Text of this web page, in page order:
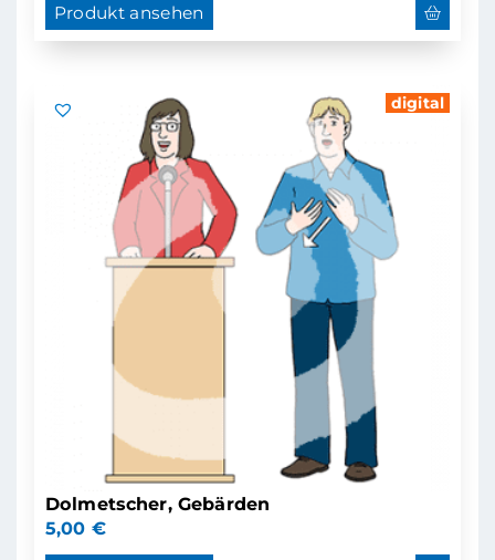
Produkt ansehen
digital
Dolmetscher, Gebärden
5,00 €